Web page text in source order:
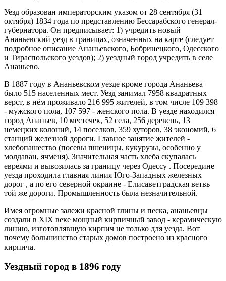
Уезд образован императорским указом от 28 сентября (31
октября) 1834 года по представлению Бессарабского генерал-
губернатора. Он предписывает: 1) учредить новый
Ананьевский уезд в границах, означенных на карте (следует
подробное описание Ананьевского, Бобринецкого, Одесского
и Тираспольского уездов); 2) уездный город учредить в селе
Ананьево.
В 1887 году в Ананьевском уезде кроме города Ананьева
было 515 населенных мест. Уезд занимал 7958 квадратных
верст, в нём проживало 216 995 жителей, в том числе 109 398
- мужского пола, 107 597 - женского пола. В уезде находился
город Ананьев, 10 местечек, 52 села, 256 деревень, 13
немецких колоний, 14 поселков, 359 хуторов, 38 экономий, 6
станций железной дороги. Главное занятие жителей -
хлебопашество (посевы пшеницы, кукурузы, особенно у
молдаван, ячменя). Значительная часть хлеба скупалась
евреями и вывозилась за границу через Одессу . Посередине
уезда проходила главная линия Юго-Западных железных
дорог , а по его северной окраине - Елисаветградская ветвь
той же дороги. Промышленность была незначительной.
Имея огромные залежи красной глины и песка, ананьевцы
создали в XIX веке мощный кирпичный завод - керамическую
линию, изготовлявшую кирпич не только для уезда. Вот
почему большинство старых домов построено из красного
кирпича.
Уездный город в 1896 году